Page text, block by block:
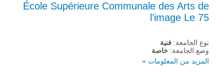
École Supérieure Communale des Arts de
l’image Le 75
نوع الجامعة: فنية
وضع الجامعة: خاصة
المزيد من المعلومات »